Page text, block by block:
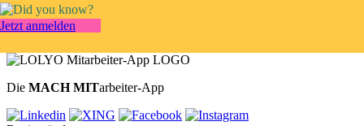
Jetzt anmelden
Die MACH MITarbeiter-App